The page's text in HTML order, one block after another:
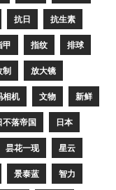
抗日 抗生素
甲 指纹 排球
制 放大镜
相机 文物 新鲜
不落帝国 日本
昙花一现 星云
景泰蓝 智力